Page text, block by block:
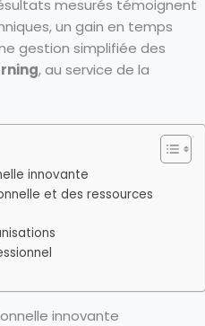
mesurés témoignent
un gain en temps
gestion simplifiée des
, au service de la
innovante
et des ressources
innovante